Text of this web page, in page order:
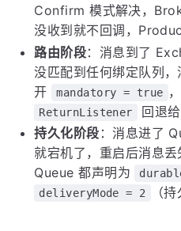
Confirm 模式解决，
没收到就不回调，
路由阶段：消息到了
没匹配到任何绑定队列
开
mandatory = true
ReturnListener
回退
持久化阶段 ：消息进了
就宕机了，重启后消息
Queue 都声明为
deliveryMode = 2 （